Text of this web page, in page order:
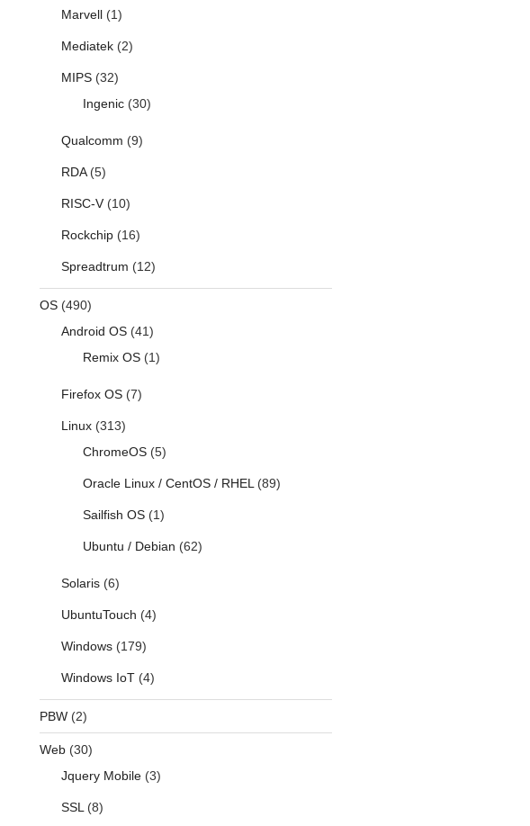
Marvell(1)
Mediatek(2)
MIPS(32)
Ingenic(30)
Qualcomm (9)
RDA(5)
RISC-V(10)
Rockchip(16)
Spreadtrum (12)
OS(490)
Android OS(41)
Remix OS(1)
Firefox OS(7)
Linux(313)
ChromeOS(5)
Oracle Linux / CentOS / RHEL(89)
Sailfish OS(1)
Ubuntu / Debian (62)
Solaris(6)
UbuntuTouch (4)
Windows(179)
Windows IoT(4)
PBW(2)
Web(30)
Jquery Mobile(3)
SSL(8)